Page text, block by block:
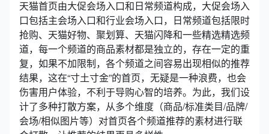
天猫首页由大促会场入口和日常频道构成，大促会场入
口包括主会场入口和行业会场入口，日常频道包括限时
抢购、天猫好物、聚划算、天猫闪降和一些精选精选频
道，每一个频道的商品素材都是独立的，存在一定的重
复，如果不加限制，各个频道之间容易出现相似的推荐
结果，这在“寸土寸金”的首页，无疑是一种浪费，也会
伤害用户体验，不利于导购心智的培养。为此，我们设
计了多种打散方案，从多个维度（商品/标准类目/品牌/
会场/相似图片等）对首页各个频道推荐的素材进行联